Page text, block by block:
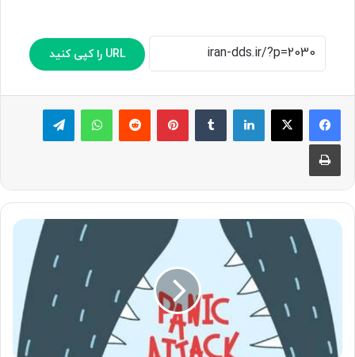
URL را کپی کنید
لینکدین ‫تامبلر پینترست‫رددیت واتس آپ تلگرام
چاپ
درباره
پانیک
بیشتر
بدانیم